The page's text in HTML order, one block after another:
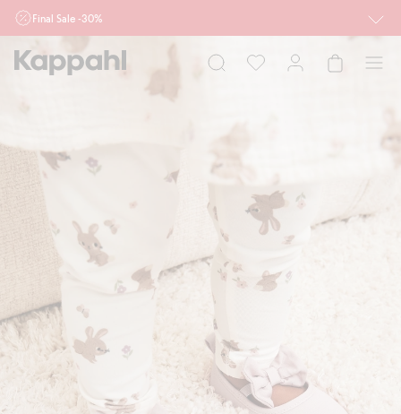
Final Sale -30%
Ważne przy zakupie min. 2 sztuk produktów włączonych w ofertę, również z
działu outlet do 10.8 w sklepach Kappahl i Newbie oraz na kappahl.com. Ofert
nie łączymy